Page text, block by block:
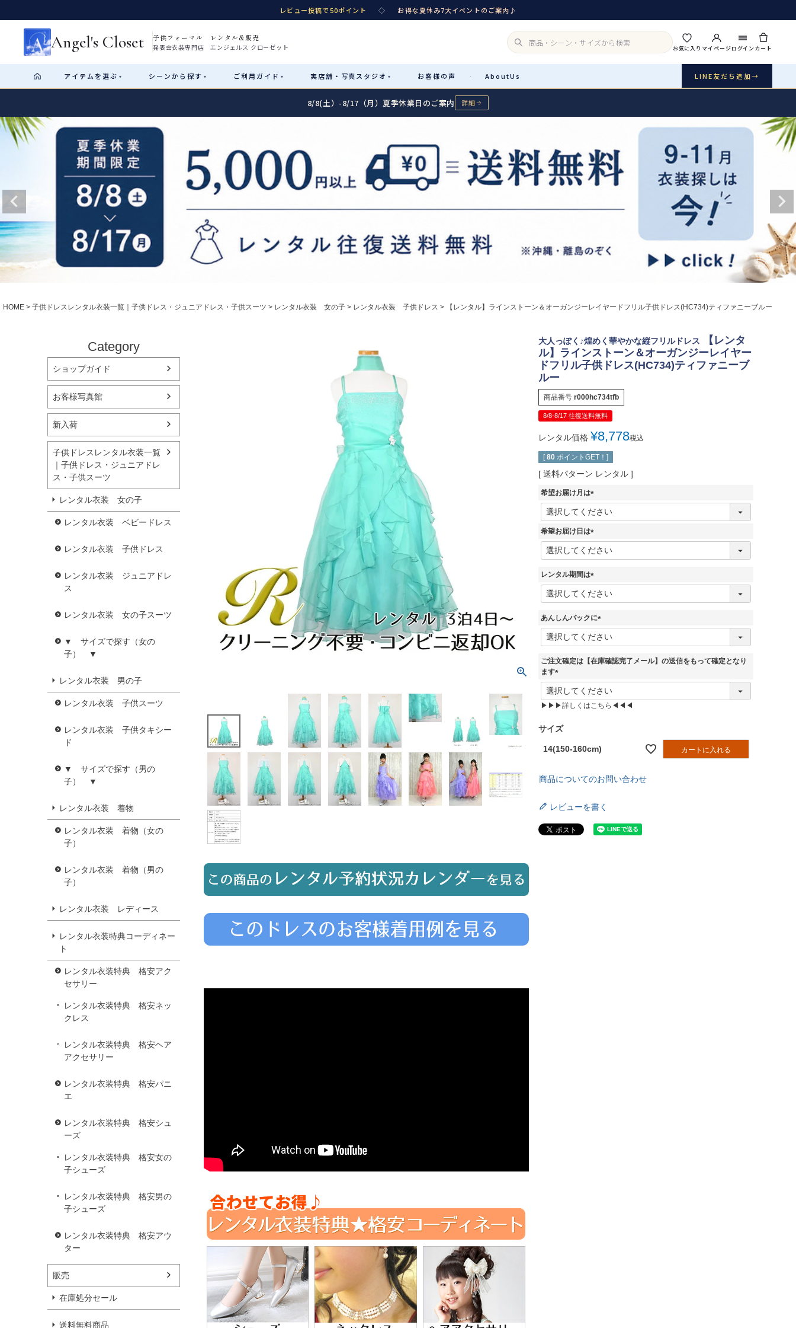
レビュー投稿で50ポイント ◇ お得な夏休み7大イベントのご案内♪
Angel's Closet 子供フォーマル レンタル&販売
発表会衣装専門店 エンジェルス クローゼット お気に入りマイページログインカート
アイテム を選ぶ ▾ シーンから探す ▾ ご利用ガイド ▾ 実店舗・ 写真スタジオ ▾ お客様の声 · AboutUs LINE友だち追加→
カテゴリ詳細 サイズで選ぶ →
レンタル
女の子ドレス 男の子スーツ
シューズ 小物・アクセ
アウター レディース
Sale
音楽雑貨
性別・サイズで絞り込む
Recital & Concours
舞台で輝くステージ衣装
Wedding Graduation & Entrance Shichi-Go-San
3歳・5歳・7歳の晴れの日
Start はじめに
ショップガイド（総合案内）
レンタル・販売の入口
サイズの選び方
測り方と目安
Angel's Closetについて
創業2003年からの想い
04 レンタルのご案内
予約・配送・返却・料金
05 レンタルの流れ
06 あんしんパック
汚れ・キズ・破損の補償
07 販売・共通のご案内
品質・返品・お手入れ
08 送料・お支払い
09
電話・メール・LINE
Atelier
実店舗 つくば店
Tsukuba Boutique
〒 茨城県土浦市大町14-16-1F
10:00–18:00（完全予約制）
月曜日
店舗を予約する → スタジオを予約 →
8/8(土）-8/17（月）夏季休業日のご案内 詳細
HOME 子供ドレスレンタル衣装一覧｜子供ドレス・ジュニアドレス・子供スーツ レンタル衣装 女の子 レンタル衣装 子供ドレス 【レンタル】ラインストーン＆オーガンジーレイヤードフリル子供ドレス(HC734)ティファニーブルー
Category
ショップガイド
お客様写真館
新入荷
子供ドレスレンタル衣装一覧
｜子供ドレス・ジュニアドレ
ス・子供スーツ
レンタル衣装 女の子
レンタル衣装 ベビードレス
レンタル衣装 子供ドレス
レンタル衣装 ジュニアドレ
ス
レンタル衣装 女の子スーツ
▼ サイズで探す（女の
子） ▼
レンタル衣装 男の子
レンタル衣装 子供スーツ
レンタル衣装 子供タキシー
ド
▼ サイズで探す（男の
子） ▼
レンタル衣装 着物
レンタル衣装 着物（女の
子）
レンタル衣装 着物（男の
子）
レンタル衣装 レディース
レンタル衣装特典コーディネー
ト
レンタル衣装特典 格安アク
セサリー
レンタル衣装特典 格安ネッ
クレス
レンタル衣装特典 格安ヘア
アクセサリー
レンタル衣装特典 格安パニ
エ
レンタル衣装特典 格安シュ
ーズ
レンタル衣装特典 格安女の
子シューズ
レンタル衣装特典 格安男の
子シューズ
レンタル衣装特典 格安アウ
ター
販売
在庫処分セール
送料無料商品
大人っぽく♪煌めく華やかな縦フリルドレス
【レンタ
ル】ラインストーン＆オーガンジーレイヤー
ドフリル子供ドレス(HC734)ティファニーブ
ルー
商品番号 r000hc734tfb
8/8-8/17 往復送料無料
レンタル価格 ¥8,778税込
[ 80 ポイントGET！]
送料パターン レンタル
希望お届け月は
(
必
希望お届け日は
(
必
)
レンタル期間は
(
必
)
あんしんパックに
(
必
)
ご注文確定は【在庫確認完了メール】の送信をもって確定となり
ます
(
必
須
▶▶▶詳しくはこちら◀◀◀
サイズ
14(150-160cm) カートに入れる
商品についてのお問い合わせ
レビューを書く